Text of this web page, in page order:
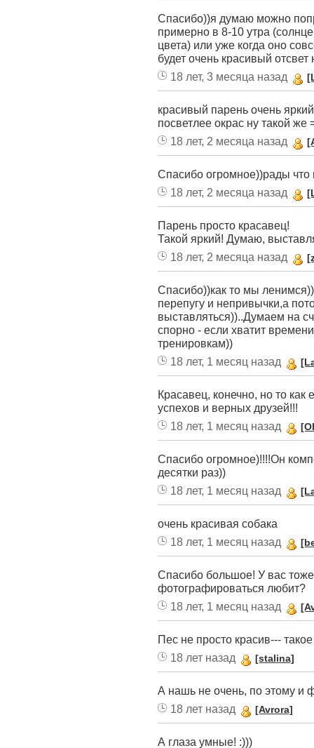
Спасибо))я думаю можно
примерно в 8-10 утра
цвета) или уже когда оно
будет очень красивый
18 лет, 3 месяца назад
красивый парень очень
посветлее окрас ну такой же
18 лет, 2 месяца назад
Спасибо огромное))рады
18 лет, 2 месяца назад
Парень просто красавец!
Такой яркий! Думаю,
18 лет, 2 месяца назад
Спасибо))как то мы
перепугу и непривычки,а
выставляться))..Думаем на
спорно - если хватит
тренировкам))
18 лет, 1 месяц назад
Красавец, конечно, но то как
успехов и верных друзей!!!
18 лет, 1 месяц назад
Спасибо огромное)!!!!Он
десятки раз))
18 лет, 1 месяц назад
очень красивая собака
18 лет, 1 месяц назад
Cпасибо большое! У вас
фотографироваться любит?
18 лет, 1 месяц назад
Пес не просто красив---
18 лет назад
[stalina]
А нашь не очень, по этому и
18 лет назад
[Avrora]
А глаза умные! :)))